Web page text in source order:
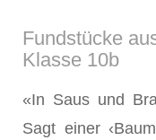
Fundstücke
Klasse 10b
«In Saus und
Sagt einer